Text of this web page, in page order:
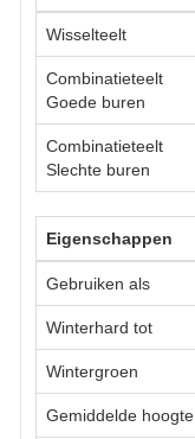
Wisselteelt
Combinatieteelt
Goede buren
Combinatieteelt
Slechte buren
Eigenschappen
Gebruiken als
Winterhard tot
Wintergroen
Gemiddelde hoogte